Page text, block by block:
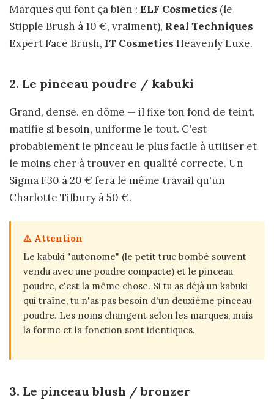
Marques qui font ça bien : ELF Cosmetics (le
Stipple Brush à 10 €, vraiment), Real Techniques
Expert Face Brush, IT Cosmetics Heavenly Luxe.
2. Le pinceau poudre / kabuki
Grand, dense, en dôme — il fixe ton fond de teint,
matifie si besoin, uniforme le tout. C'est
probablement le pinceau le plus facile à utiliser et
le moins cher à trouver en qualité correcte. Un
Sigma F30 à 20 € fera le même travail qu'un
Charlotte Tilbury à 50 €.
⚠️ Attention
Le kabuki "autonome" (le petit truc bombé souvent
vendu avec une poudre compacte) et le pinceau
poudre, c'est la même chose. Si tu as déjà un kabuki
qui traîne, tu n'as pas besoin d'un deuxième pinceau
poudre. Les noms changent selon les marques, mais
la forme et la fonction sont identiques.
3. Le pinceau blush / bronzer